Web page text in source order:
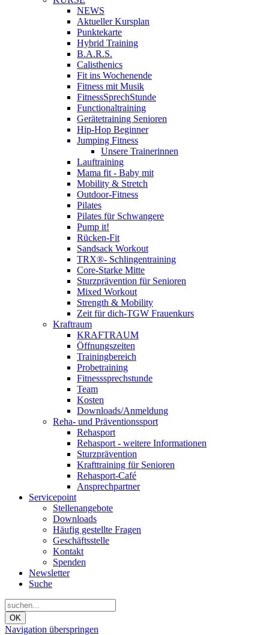
NEWS
Aktueller Kursplan
Punktekarte
Hybrid Training
B.A.R.S.
Calisthenics
Fit ins Wochenende
Fitness mit Musik
FitnessSprechStunde
Functionaltraining
Gerätetraining Senioren
Hip-Hop Beginner
Jumping Fitness
Unsere Trainerinnen
Lauftraining
Mama fit - Baby mit
Mobility & Stretch
Outdoor-Fitness
Pilates
Pilates für Schwangere
Pump it!
Rücken-Fit
Sandsack Workout
TRX®- Schlingentraining
Core-Starke Mitte
Sturzprävention für Senioren
Mixed Workout
Strength & Mobility
Zeit für dich-TGW Frauenkurs
Kraftraum
KRAFTRAUM
Öffnungszeiten
Trainingbereich
Probetraining
Fitnesssprechstunde
Team
Kosten
Downloads/Anmeldung
Reha- und Präventionssport
Rehasport
Rehasport - weitere Informationen
Sturzprävention
Krafttraining für Senioren
Rehasport-Café
Ansprechpartner
Servicepoint
Stellenangebote
Downloads
Häufig gestellte Fragen
Geschäftsstelle
Kontakt
Spenden
Newsletter
Suche
OK
Navigation überspringen